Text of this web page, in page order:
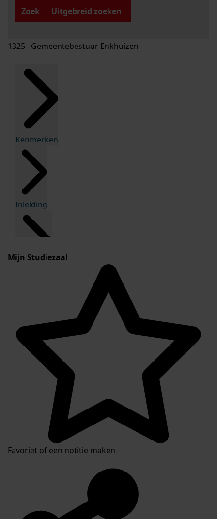
Zoek
Uitgebreid zoeken
1325 Gemeentebestuur Enkhuizen
Kenmerken
Inleiding
Mijn Studiezaal
Favoriet of een notitie maken